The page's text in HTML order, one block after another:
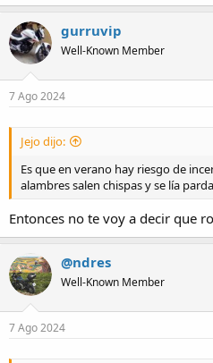
a
c
i
n
s
gurruvip
Well-Known Member
7 Ago 2024
Jejo dijo:
Es que en verano hay riesgo de
alambres salen chispas y se lía parda
Entonces no te voy a decir que
@ndres
Well-Known Member
7 Ago 2024